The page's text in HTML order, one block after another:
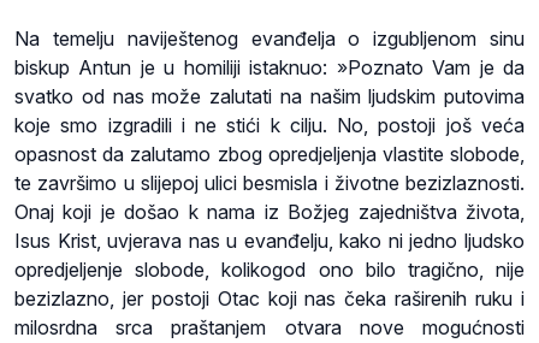
Na temelju naviještenog evanđelja o izgubljenom sinu
biskup Antun je u homiliji istaknuo: »Poznato Vam je da
svatko od nas može zalutati na našim ljudskim putovima
koje smo izgradili i ne stići k cilju. No, postoji još veća
opasnost da zalutamo zbog opredjeljenja vlastite slobode,
te završimo u slijepoj ulici besmisla i životne bezizlaznosti.
Onaj koji je došao k nama iz Božjeg zajedništva života,
Isus Krist, uvjerava nas u evanđelju, kako ni jedno ljudsko
opredjeljenje slobode, kolikogod ono bilo tragično, nije
bezizlazno, jer postoji Otac koji nas čeka raširenih ruku i
milosrdna srca praštanjem otvara nove mogućnosti